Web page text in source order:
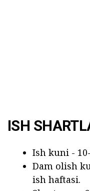
ISH
Ish kuni -
Dam olish
ish haftasi.